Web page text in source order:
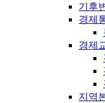
기후
경제
경제
지역